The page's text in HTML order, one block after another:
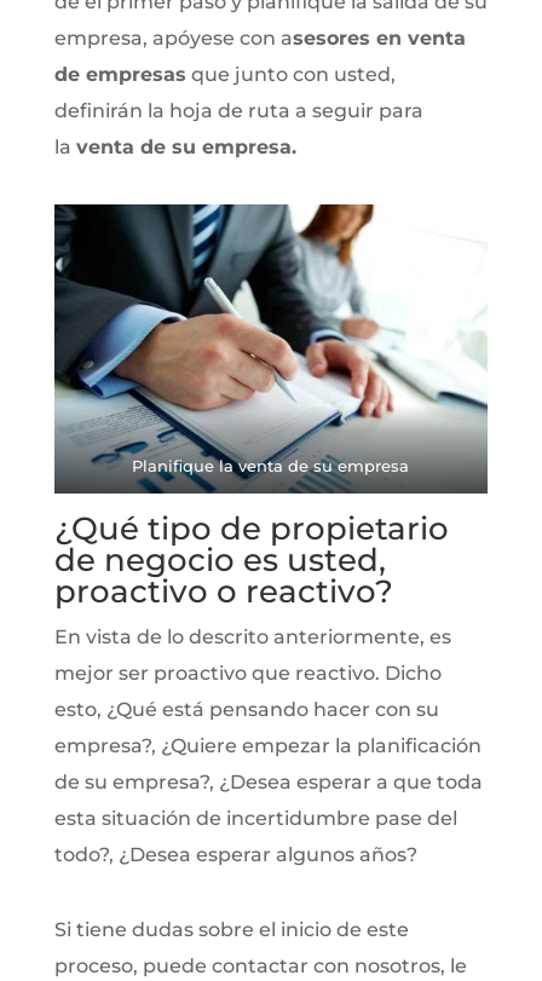
empresa, apóyese con asesores en venta
de empresas que junto con usted,
definirán la hoja de ruta a seguir para
la venta de su empresa.
Planifique la venta de su empresa
¿Qué tipo de propietario
de negocio es usted,
proactivo o reactivo?
En vista de lo descrito anteriormente, es
mejor ser proactivo que reactivo. Dicho
esto, ¿Qué está pensando hacer con su
empresa?, ¿Quiere empezar la planificación
de su empresa?, ¿Desea esperar a que toda
esta situación de incertidumbre pase del
todo?, ¿Desea esperar algunos años?
Si tiene dudas sobre el inicio de este
proceso, puede contactar con nosotros, le